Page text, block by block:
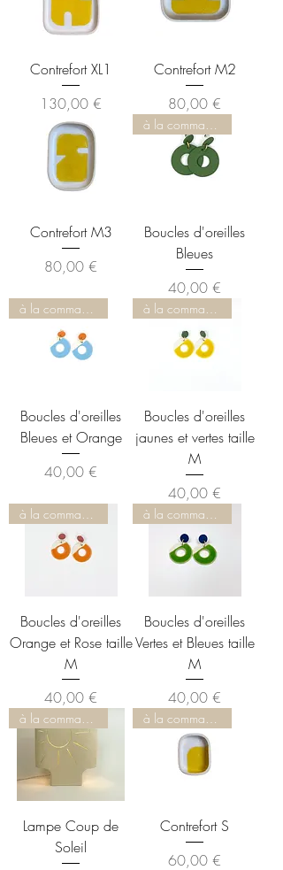
Contrefort XL1
Prix
130,00 €
Contrefort M2
Prix
80,00 €
Contrefort M3
Prix
80,00 €
à la commande
Boucles d'oreilles
Bleues
Prix
40,00 €
Boucles d'oreilles
Bleues et Orange
Prix
40,00 €
Boucles d'oreilles
jaunes et vertes taille
M
Prix
40,00 €
Boucles d'oreilles
Orange et Rose taille
M
Prix
40,00 €
Boucles d'oreilles
Vertes et Bleues taille
M
Prix
40,00 €
à la commande
Lampe Coup de
Soleil
à la commande
Contrefort S
Prix
60,00 €